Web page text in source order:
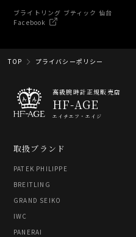
ブライトリング ブティック 仙台
Facebook
TOP プライバシーポリシー
高級腕時計正規販売店
HF-AGE
エイチエフ・エイジ
取扱ブランド
PATEK PHILIPPE
BREITLING
GRAND SEIKO
IWC
PANERAI